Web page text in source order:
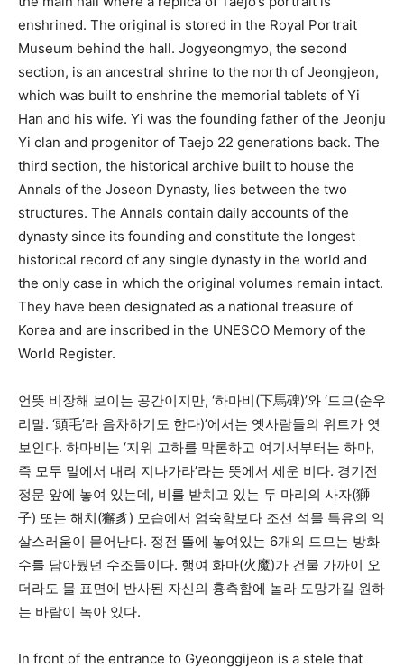
enshrined. The original is stored in the Royal Portrait
Museum behind the hall. Jogyeongmyo, the second
section, is an ancestral shrine to the north of Jeongjeon,
which was built to enshrine the memorial tablets of Yi
Han and his wife. Yi was the founding father of the Jeonju
Yi clan and progenitor of Taejo 22 generations back. The
third section, the historical archive built to house the
Annals of the Joseon Dynasty, lies between the two
structures. The Annals contain daily accounts of the
dynasty since its founding and constitute the longest
historical record of any single dynasty in the world and
the only case in which the original volumes remain intact.
They have been designated as a national treasure of
Korea and are inscribed in the UNESCO Memory of the
World Register.
언뜻 비장해 보이는 공간이지만, ‘하마비(下馬碑)’와 ‘드므(순우
리말. ‘頭毛’라 음차하기도 한다)’에서는 옛사람들의 위트가 엿
보인다. 하마비는 ‘지위 고하를 막론하고 여기서부터는 하마,
즉 모두 말에서 내려 지나가라’라는 뜻에서 세운 비다. 경기전
정문 앞에 놓여 있는데, 비를 받치고 있는 두 마리의 사자(獅
子) 또는 해치(獬豸) 모습에서 엄숙함보다 조선 석물 특유의 익
살스러움이 묻어난다. 정전 뜰에 놓여있는 6개의 드므는 방화
수를 담아뒀던 수조들이다. 행여 화마(火魔)가 건물 가까이 오
더라도 물 표면에 반사된 자신의 흉측함에 놀라 도망가길 원하
는 바람이 녹아 있다.
In front of the entrance to Gyeonggijeon is a stele that